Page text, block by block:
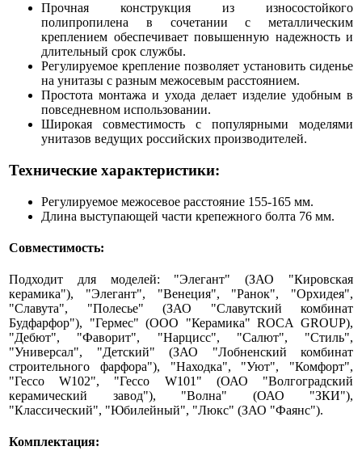
Прочная конструкция из износостойкого
полипропилена в сочетании с металлическим
креплением обеспечивает повышенную надежность и
длительный срок службы.
Регулируемое крепление позволяет установить сиденье
на унитазы с разным межосевым расстоянием.
Простота монтажа и ухода делает изделие удобным в
повседневном использовании.
Широкая совместимость с популярными моделями
унитазов ведущих российских производителей.
Технические характеристики:
Регулируемое межосевое расстояние 155-165 мм.
Длина выступающей части крепежного болта 76 мм.
Совместимость:
Подходит для моделей: "Элегант" (ЗАО "Кировская
керамика"), "Элегант", "Венеция", "Ранок", "Орхидея",
"Славута", "Полесье" (ЗАО "Славутский комбинат
Будфарфор"), "Гермес" (ООО "Керамика" ROCA GROUP),
"Дебют", "Фаворит", "Нарцисс", "Салют", "Стиль",
"Универсал", "Детский" (ЗАО "Лобненский комбинат
строительного фарфора"), "Находка", "Уют", "Комфорт",
"Гессо W102", "Гессо W101" (ОАО "Волгоградский
керамический завод"), "Волна" (ОАО "ЗКИ"),
"Классический", "Юбилейный", "Люкс" (ЗАО "Фаянс").
Комплектация: